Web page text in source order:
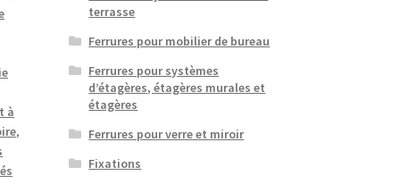
à
,
terrasse
Ferrures pour mobilier de bureau
Ferrures pour systèmes
d’étagères, étagères murales et
étagères
Ferrures pour verre et miroir
Fixations